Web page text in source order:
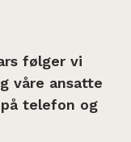
følger vi
våre ansatte
telefon og